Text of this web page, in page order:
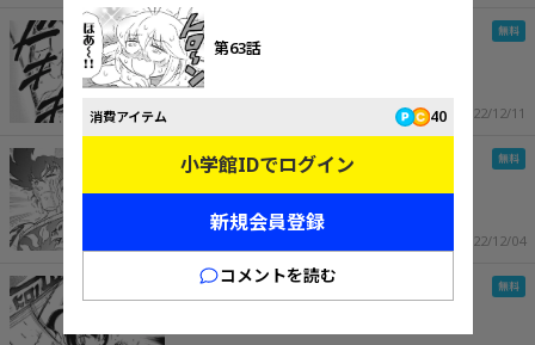
第3話
2022/12/11
第2話
8,670 4 2022/12/04
第1話
第63話
消費アイテム 40
小学館IDでログイン
新規会員登録
コメントを読む